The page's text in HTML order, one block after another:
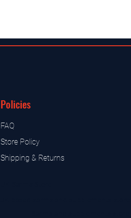
Policies
FAQ
Store Policy
Shipping & Returns